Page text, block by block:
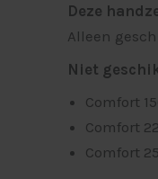
Deze
Alleen
Niet
Comfort
Comfort
Comfort